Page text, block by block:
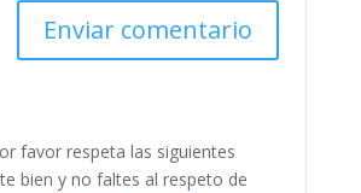
favor respeta las siguientes
bien y no faltes al respeto de